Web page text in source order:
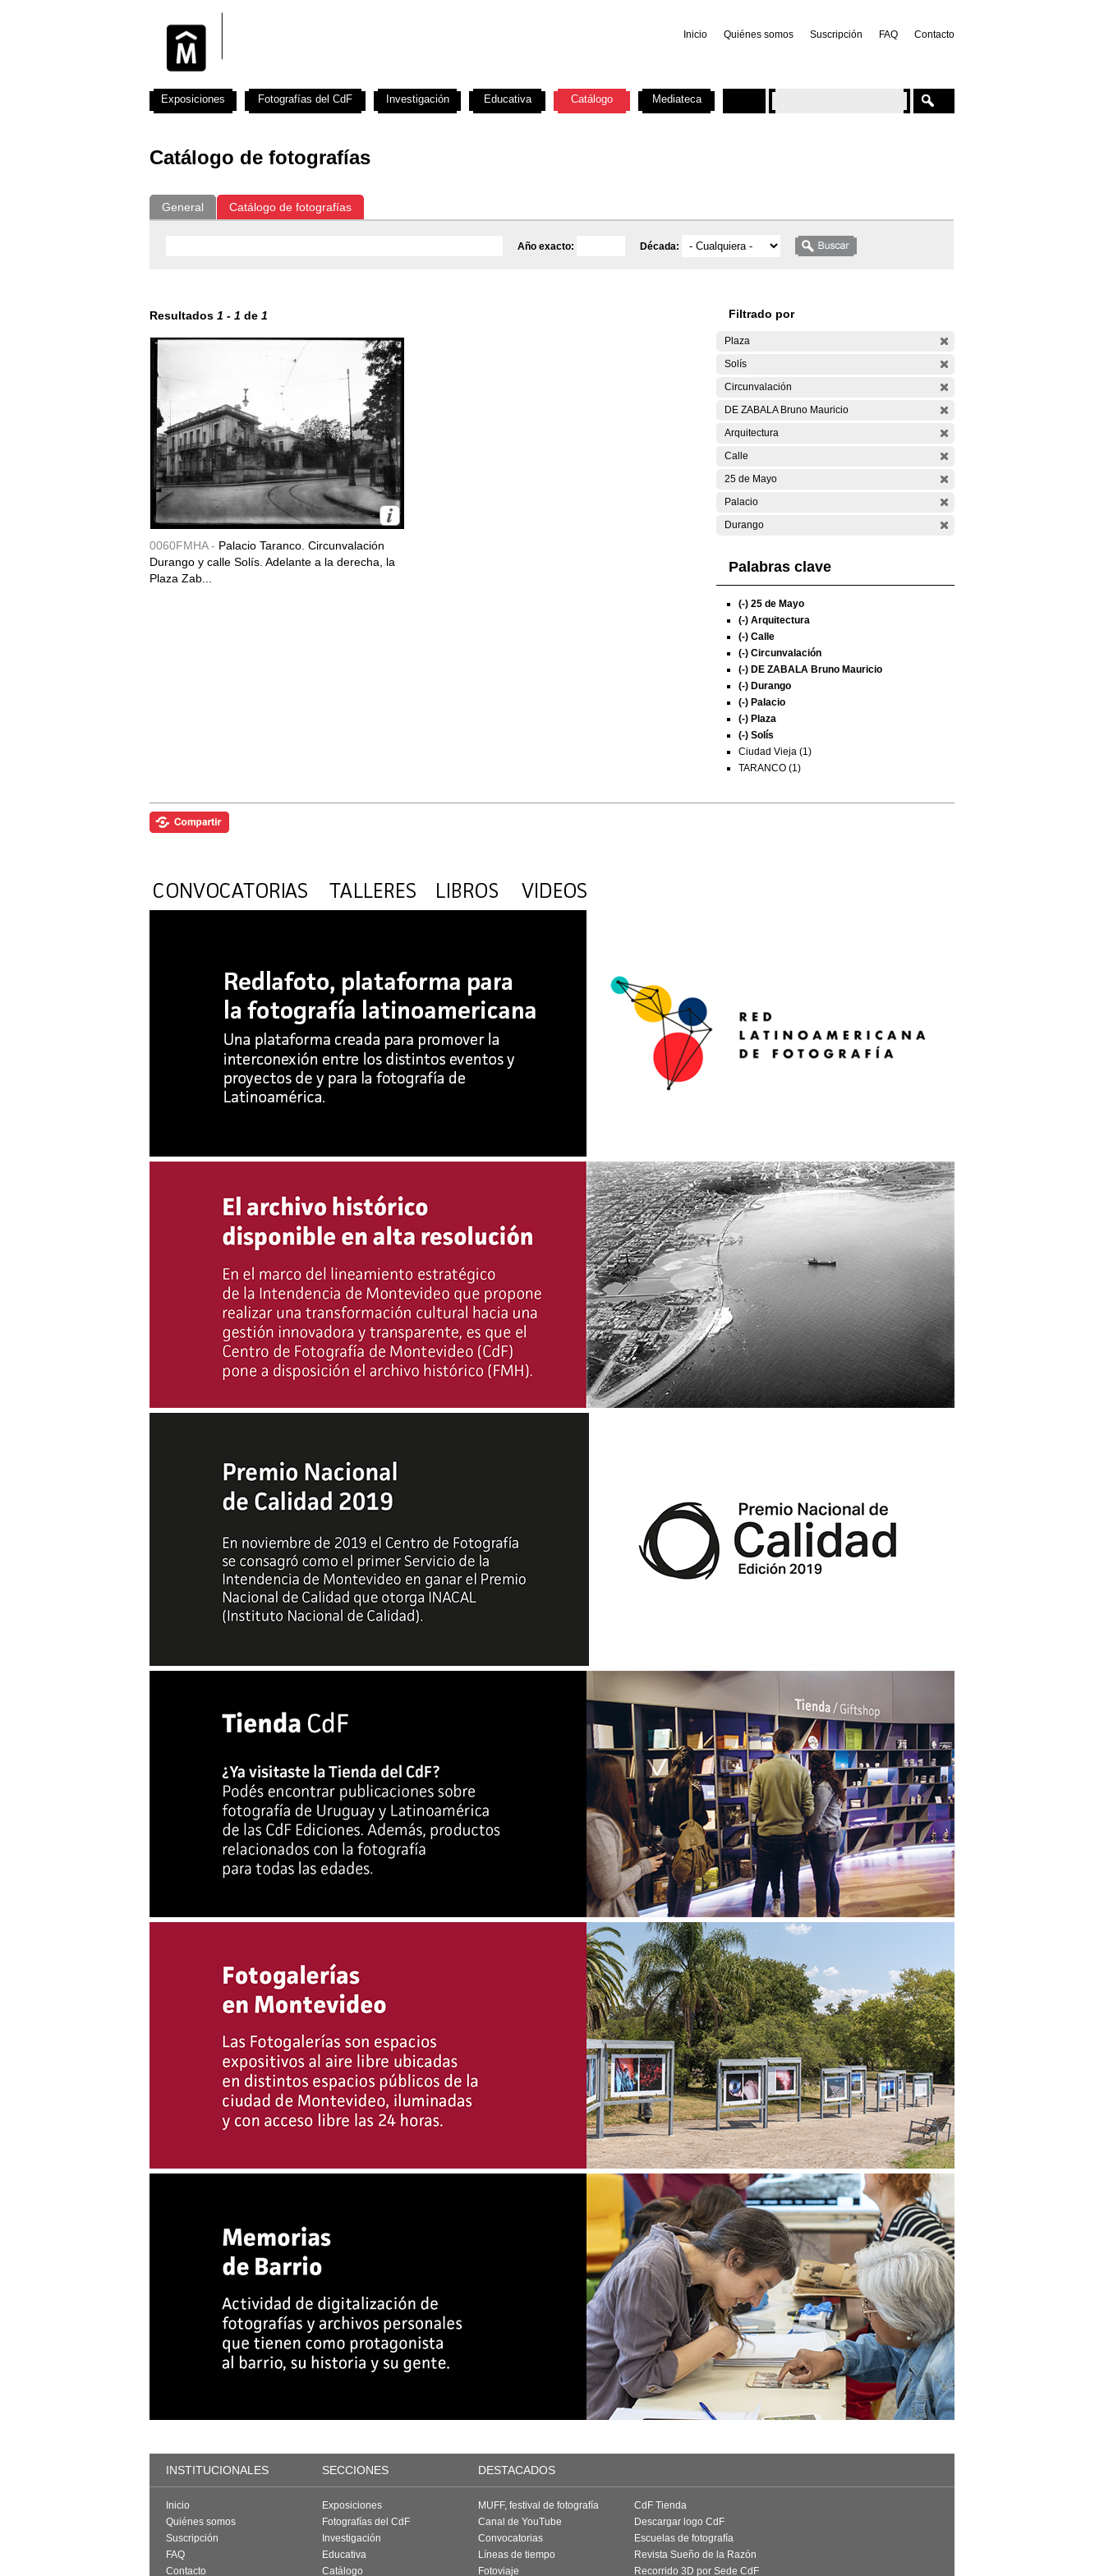
Inicio Quiénes somos Suscripción FAQ Contacto
Catálogo de fotografías
General Catálogo de fotografías
Año exacto: Década:
Resultados 1 - 1 de 1
0060FMHA - Palacio Taranco. Circunvalación
Durango y calle Solís. Adelante a la derecha, la
Plaza Zab...
Filtrado por
Plaza
Solís
Circunvalación
DE ZABALA Bruno Mauricio
Arquitectura
Calle
25 de Mayo
Palacio
Durango
Palabras clave
(-) 25 de Mayo
(-) Arquitectura
(-) Calle
(-) Circunvalación
(-) DE ZABALA Bruno Mauricio
(-) Durango
(-) Palacio
(-) Plaza
(-) Solís
Ciudad Vieja (1)
TARANCO (1)
Exposiciones Fotografías del CdF Investigación Educativa Catálogo Mediateca
INSTITUCIONALES SECCIONES DESTACADOS
Inicio
Quiénes somos
Suscripción
FAQ
Contacto
Exposiciones
Fotografías del CdF
Investigación
Educativa
Catálogo
MUFF, festival de fotografía
Canal de YouTube
Convocatorias
Líneas de tiempo
Fotoviaje
CdF Tienda
Descargar logo CdF
Escuelas de fotografía
Revista Sueño de la Razón
Recorrido 3D por Sede CdF